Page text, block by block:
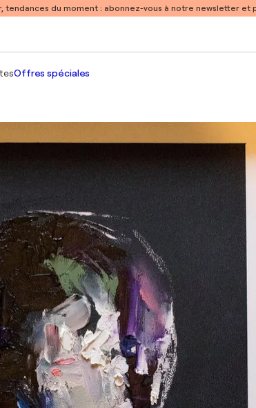
tendances du moment : abonnez-vous à notre newsletter et
Offres spéciales